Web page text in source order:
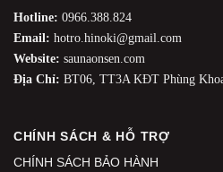
Hotline: 0966.388.824
Email: hotro.hinoki@gmail.com
Website: saunaonsen.com
Địa Chỉ: BT06, TT3A KĐT Phùng
CHÍNH SÁCH & HỖ TRỢ
CHÍNH SÁCH BẢO HÀNH